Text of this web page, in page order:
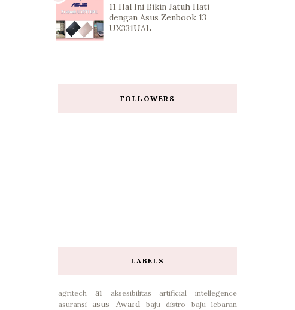
11 Hal Ini Bikin Jatuh Hati
dengan Asus Zenbook 13
UX331UAL
FOLLOWERS
LABELS
agritech ai aksesibilitas
artificial intellegence
asuransi
asus Award baju distro
baju lebaran